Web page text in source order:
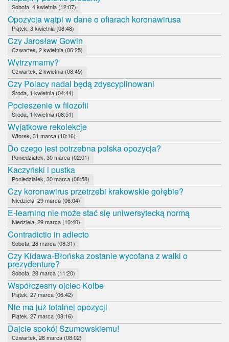
Sobota, 4 kwietnia (12:07)
Opozycja wątpi w dane o ofiarach koronawirusa
Piątek, 3 kwietnia (08:48)
Czy Jarosław Gowin
Czwartek, 2 kwietnia (06:25)
Wytrzymamy?
Czwartek, 2 kwietnia (08:45)
Czy Polacy nadal będą zdyscyplinowani
Środa, 1 kwietnia (04:44)
Pocieszenie w filozofii
Środa, 1 kwietnia (08:51)
Wyjątkowe rekolekcje
Wtorek, 31 marca (10:16)
Do czego jest potrzebna polska opozycja?
Poniedziałek, 30 marca (02:01)
Kaczyński i pustka
Poniedziałek, 30 marca (08:58)
Czy koronawirus przetrzebi krakowskie gołębie?
Niedziela, 29 marca (06:04)
E-learning nie może stać się uniwersytecką normą
Niedziela, 29 marca (10:40)
Contradictio in adiecto
Sobota, 28 marca (08:31)
Czy Kidawa-Błońska zostanie wycofana z walki o
prezydenturę?
Sobota, 28 marca (11:20)
Współczesny ojciec Kolbe
Piątek, 27 marca (06:42)
Nie ma już totalnej opozycji
Piątek, 27 marca (08:16)
Dajcie spokój Szumowskiemu!
Czwartek, 26 marca (08:02)